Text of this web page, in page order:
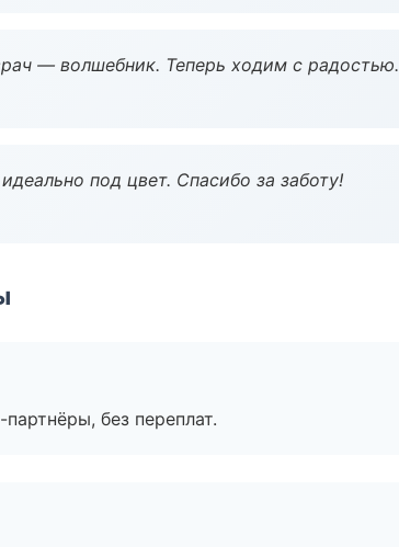
— волшебник. Теперь ходим с радостью.
под цвет. Спасибо за заботу!
без переплат.